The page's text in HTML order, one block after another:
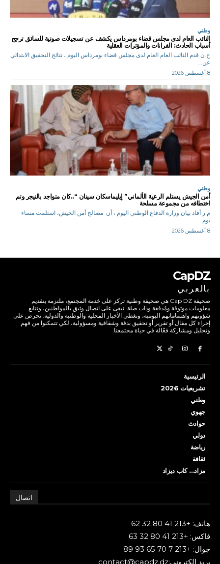
وطني
النائب العام لدى مجلس قضاء بومرداس يكشف عن تسجيلات صوتية للسائق ترجح
أسباب الحادث: الفرانات والمؤثرات العقلية
ح.ن قدم النائب العام العام لدى مجلس قضاء بومرداس اليوم ، نتائج التحقيق الابتدائي
عن...
8 أغسطس 2026
وطني
أمن الجيش يستلم الرعية الألماني” إيليماسكان سينان “..كان متواجد بالنيجر وتم
اختطافه من مجموعة مسلحة
م.ر أفاد بيان وزارة الدفاع الوطني اليوم ، أن مصالح أمن الجيش، استلمت مساء
يوم...
8 أغسطس 2026
CapDZ
بالعربي
صحيفة Cap DZ هي صحيفة وطنية تركز على خدمة المجتمع، ملتزمة بتقديم
معلومات موثوقة ومُدققة وذات صلة. نبقى على اتصال وثيق بالمواطنين، ونتابع
شؤونهم واهتماماتهم اليومية، ونغطي الأخبار المحلية والوطنية والدولية. نحرص على
إجراء كل مقال أو تقرير أو تحقيق بدقة وشفافية ومسؤولية، لكي تتمكنوا من فهم
وتحليل ومشاركة فعّالة في حياة مجتمعنا.
الرئيسية
تشريعيات 2026
وطني
جهوي
حوادث
دولي
رياضة
ثقافة
مزاد… كاب ديزاد
اتصال
هاتف: +213 41 80 32 62
فاكس: +213 41 80 32 63
جوال: +213 7 70 65 93 89
بريد إلكتروني:contact@capdz.dz